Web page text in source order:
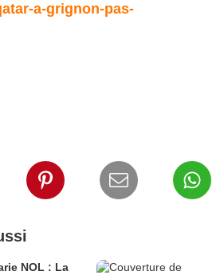
a-grignon-pas-
NOL : La